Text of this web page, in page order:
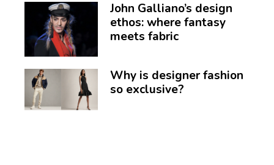
John Galliano’s design
ethos: where fantasy
meets fabric
Why is designer fashion
so exclusive?